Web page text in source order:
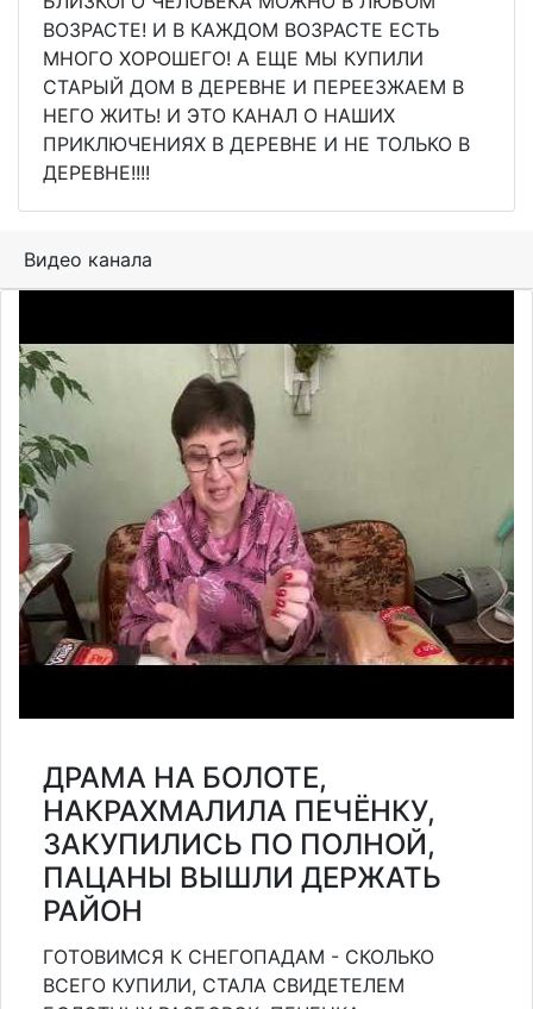
ВОЗРАСТЕ! И В КАЖДОМ ВОЗРАСТЕ ЕСТЬ
МНОГО ХОРОШЕГО! А ЕЩЕ МЫ КУПИЛИ
СТАРЫЙ ДОМ В ДЕРЕВНЕ И ПЕРЕЕЗЖАЕМ В
НЕГО ЖИТЬ! И ЭТО КАНАЛ О НАШИХ
ПРИКЛЮЧЕНИЯХ В ДЕРЕВНЕ И НЕ ТОЛЬКО В
ДЕРЕВНЕ!!!!
Видео канала
ДРАМА НА БОЛОТЕ,
НАКРАХМАЛИЛА ПЕЧЁНКУ,
ЗАКУПИЛИСЬ ПО ПОЛНОЙ,
ПАЦАНЫ ВЫШЛИ ДЕРЖАТЬ
РАЙОН
ГОТОВИМСЯ К СНЕГОПАДАМ - СКОЛЬКО
ВСЕГО КУПИЛИ, СТАЛА СВИДЕТЕЛЕМ